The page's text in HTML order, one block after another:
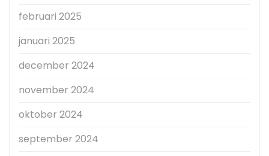
februari 2025
januari 2025
december 2024
november 2024
oktober 2024
september 2024